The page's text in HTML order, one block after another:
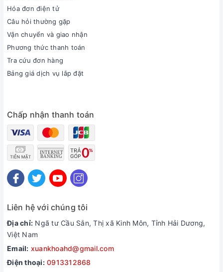
Hóa đơn điện tử
Câu hỏi thường gặp
Vận chuyển và giao nhận
Phương thức thanh toán
Tra cứu đơn hàng
Bảng giá dịch vụ lắp đặt
Chấp nhận thanh toán
Liên hệ với chúng tôi
Địa chỉ: Ngã tư Cầu Sắn, Thị xã Kinh Môn, Tỉnh Hải Dương,
Việt Nam
Email: xuankhoahd@gmail.com
Điện thoại: 0913312868